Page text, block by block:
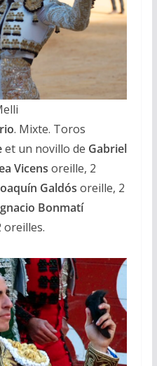
. Mixte. Toros
et un novillo de Gabriel
Vicens oreille, 2
Galdós oreille, 2
Bonmatí
oreilles.